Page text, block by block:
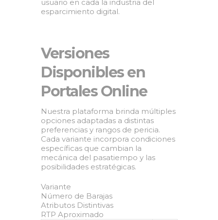
usuario en cada la industria del
esparcimiento digital.
Versiones
Disponibles en
Portales Online
Nuestra plataforma brinda múltiples
opciones adaptadas a distintas
preferencias y rangos de pericia.
Cada variante incorpora condiciones
específicas que cambian la
mecánica del pasatiempo y las
posibilidades estratégicas.
Variante
Número de Barajas
Atributos Distintivas
RTP Aproximado